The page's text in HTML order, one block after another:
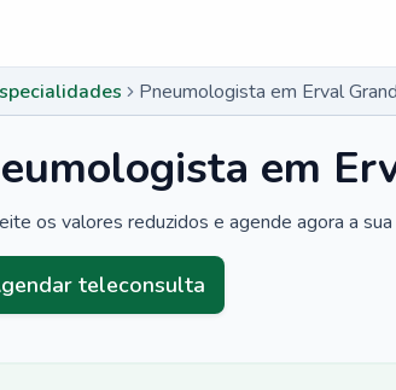
Pneumologista em Erval
em
os valores reduzidos e agende agora a sua
teleconsulta